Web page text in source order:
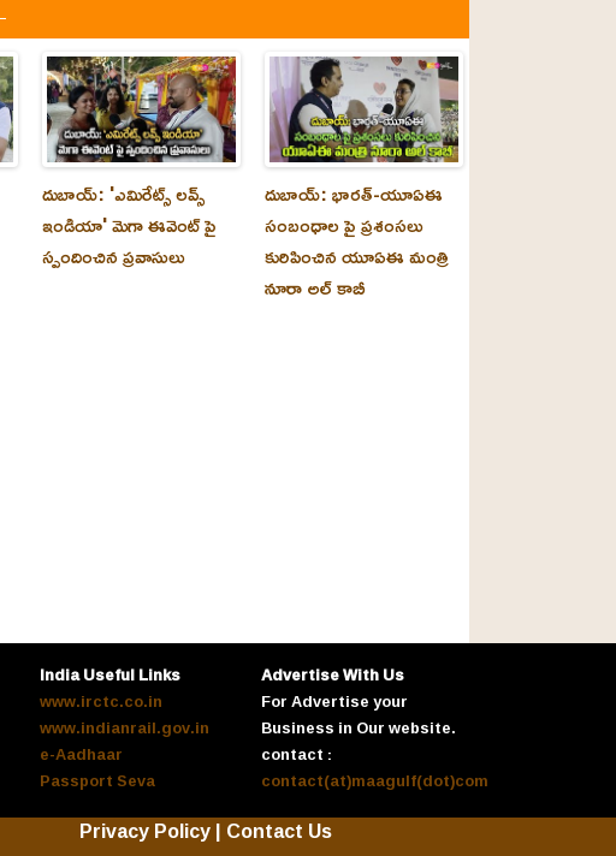
దుబాయ్‌: 'ఎమిరేట్స్ లవ్స్
ఇండియా' మెగా ఈవెంట్ పై
స్పందించిన ప్రవాసులు
దుబాయ్‌: భారత్-యూఏఈ
సంబంధాల పై ప్రశంసలు
కురిపించిన యూఏఈ మంత్రి
నూరా అల్‌ కాబీ
India Useful Links
www.irctc.co.in
www.indianrail.gov.in
e-Aadhaar
Passport Seva
Advertise With Us
For Advertise your
Business in Our website.
contact :
contact(at)maagulf(dot)com
Privacy Policy| Contact Us